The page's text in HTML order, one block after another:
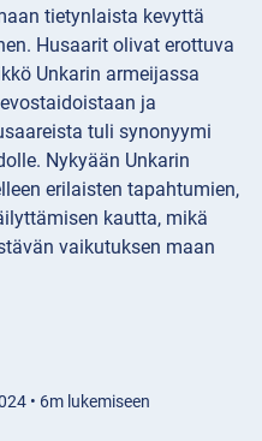
tietynlaista kevyttä
Husaarit olivat erottuva
Unkarin armeijassa
ja
tuli synonyymi
Nykyään Unkarin
erilaisten tapahtumien,
kautta, mikä
vaikutuksen maan
• 6m lukemiseen